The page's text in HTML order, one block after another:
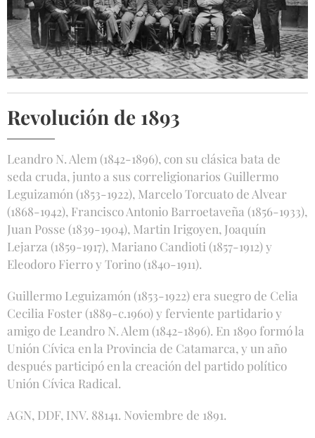
Revolución de 1893
Leandro N. Alem (1842-1896), con su clásica bata de
seda cruda, junto a sus correligionarios Guillermo
Leguizamón (1853-1922), Marcelo Torcuato de Alvear
(1868-1942), Francisco Antonio Barroetaveña (1856-1933),
Juan Posse (1839-1904), Martin Irigoyen, Joaquín
Lejarza (1859-1917), Mariano Candioti (1857-1912) y
Eleodoro Fierro y Torino (1840-1911).
Guillermo Leguizamón (1853-1922) era suegro de Celia
Cecilia Foster (1889-c.1960) y ferviente partidario y
amigo de Leandro N. Alem (1842-1896). En 1890 formó la
Unión Cívica en la Provincia de Catamarca, y un año
después participó en la creación del partido político
Unión Cívica Radical.
AGN, DDF, INV. 88141. Noviembre de 1891.